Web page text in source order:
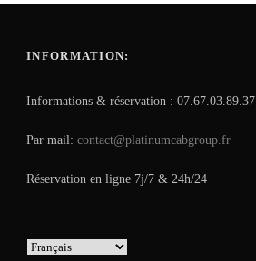
INFORMATION:
Informations & réservation : 07.67.03.89.37
Par mail: contact@platinumcabgroup.fr
Réservation en ligne 7j/7 & 24h/24